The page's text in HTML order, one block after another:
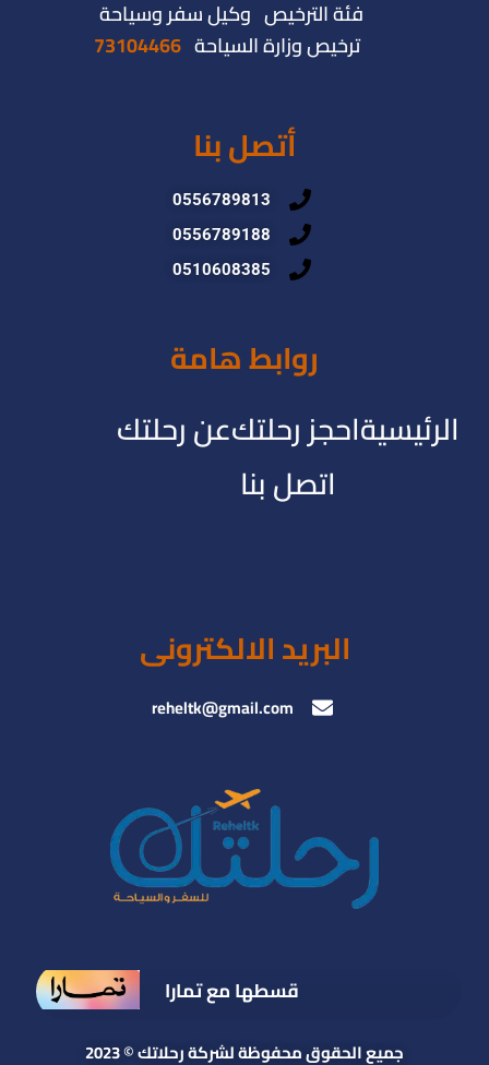
فئة الترخيص وكيل سفر وسياحة
ترخيص وزارة السياحة 73104466
أتصل بنا
0556789813
0556789188
0510608385
روابط هامة
الرئيسيةاحجز رحلتكعن رحلتك
اتصل بنا
البريد الالكترونى
reheltk@gmail.com
قسطها مع تمارا
جميع الحقوق محفوظة لشركة رحلاتك © 2023